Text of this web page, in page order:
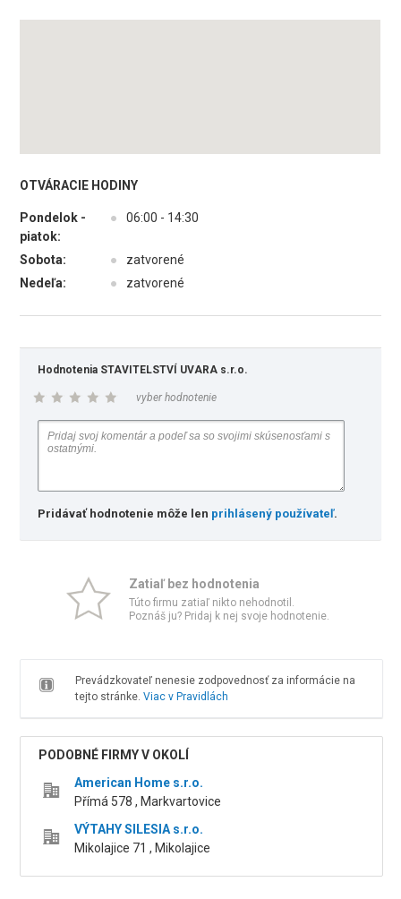
OTVÁRACIE HODINY
Pondelok -
piatok:
● 06:00 - 14:30
Sobota: ●
zatvorené
Nedeľa:
● zatvorené
Hodnotenia STAVITELSTVÍ UVARA s.r.o.
vyber hodnotenie
Pridávať hodnotenie môže len prihlásený používateľ.
Zatiaľ bez hodnotenia
Túto firmu zatiaľ nikto nehodnotil.
Poznáš ju? Pridaj k nej svoje hodnotenie.
Prevádzkovateľ nenesie zodpovednosť za informácie na
tejto stránke. Viac v Pravidlách
PODOBNÉ FIRMY V OKOLÍ
American Home s.r.o.
Přímá 578 , Markvartovice
VÝTAHY SILESIA s.r.o.
Mikolajice 71 , Mikolajice